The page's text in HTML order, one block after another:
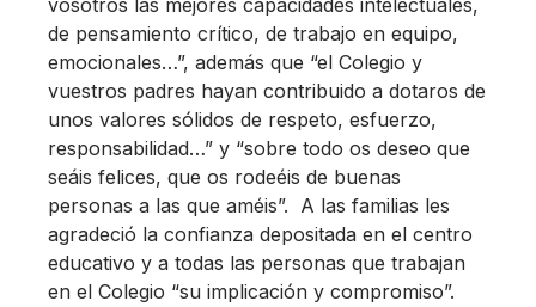
de pensamiento crítico, de trabajo en equipo,
emocionales…”, además que “el Colegio y
vuestros padres hayan contribuido a dotaros de
unos valores sólidos de respeto, esfuerzo,
responsabilidad…” y “sobre todo os deseo que
seáis felices, que os rodeéis de buenas
personas a las que améis”. A las familias les
agradeció la confianza depositada en el centro
educativo y a todas las personas que trabajan
en el Colegio “su implicación y compromiso”.